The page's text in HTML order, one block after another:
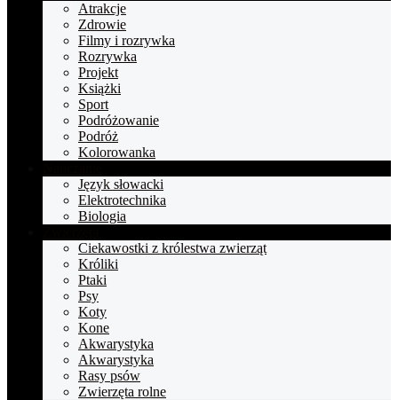
Atrakcje
Zdrowie
Filmy i rozrywka
Rozrywka
Projekt
Książki
Sport
Podróżowanie
Podróż
Kolorowanka
Język słowacki
Elektrotechnika
Biologia
Ciekawostki z królestwa zwierząt
Króliki
Ptaki
Psy
Koty
Kone
Akwarystyka
Akwarystyka
Rasy psów
Zwierzęta rolne